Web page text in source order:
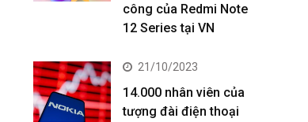
công của Redmi Note
12 Series tại VN
21/10/2023
14.000 nhân viên của
tượng đài điện thoại